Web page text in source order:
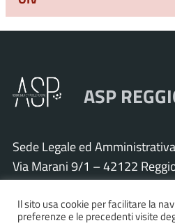
ASP
Sede Legale ed Amministrativa
Via Marani 9/1 – 42122
Tel. 0522 571011 – Fax 0522
Cod. Fisc. e P.IVA
Il sito usa cookie per facilitare la
preferenze e le precedenti visite